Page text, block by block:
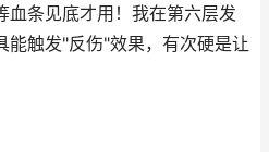
血条见底才用！我在第六层发
能触发"反伤"效果，有次硬是让